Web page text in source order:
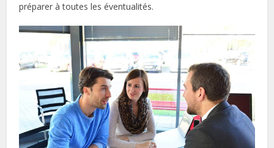
préparer à toutes les éventualités.